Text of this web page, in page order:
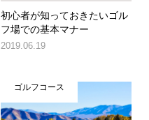
初心者が知っておきたいゴル
フ場での基本マナー
2019.06.19
ゴルフコース